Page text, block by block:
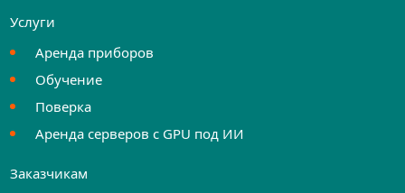
Услуги
Аренда приборов
Обучение
Поверка
Аренда серверов с GPU под ИИ
Заказчикам